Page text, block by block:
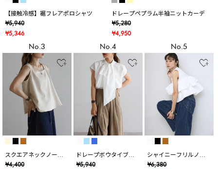
【接触冷感】裾フレアポロシャツ
¥5,940
¥5,346
ドレープペプラム半袖ニットカーデ
¥5,280
¥4,950
No.3
スクエアネックノース
リブラウス
¥4,400
No.4
ドレープボウタイブラ
ウス
¥5,940
No.5
シャイニーフリルノー
スリTシャツ
¥6,380